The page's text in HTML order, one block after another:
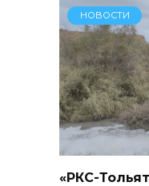
НОВОСТИ
«РКС-